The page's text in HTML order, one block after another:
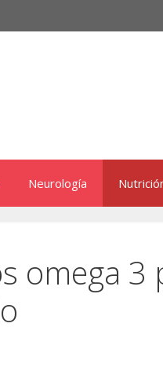
Neurología
omega